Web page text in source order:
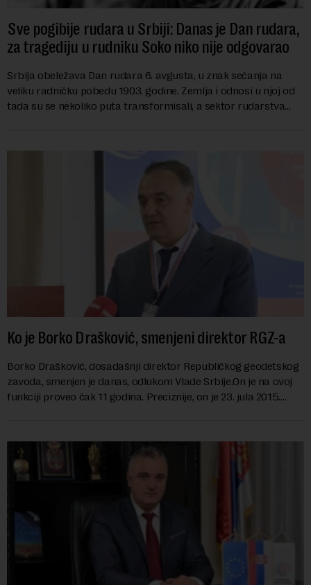
Sve pogibije rudara u Srbiji: Danas je Dan rudara,
za tragediju u rudniku Soko niko nije odgovarao
Srbija obeležava Dan rudara 6. avgusta, u znak sećanja na
veliku radničku pobedu 1903. godine. Zemlja i odnosi u njoj od
tada su se nekoliko puta transformisali, a sektor rudarstva
Ko je Borko Drašković, smenjeni direktor RGZ-a
Borko Drašković, dosadašnji direktor Republičkog geodetskog
zavoda, smenjen je danas, odlukom Vlade Srbije.On je na ovoj
funkciji proveo čak 11 godina. Preciznije, on je 23. jula 2015.